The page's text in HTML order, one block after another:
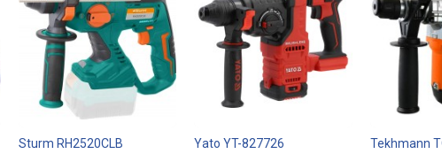
Sturm RH2520CLB Yato YT-827726 Tekhmann